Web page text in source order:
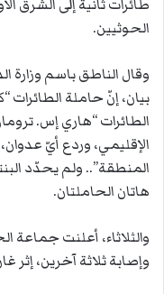
الحوثيين.
وقال الناطق باسم وزارة
بيان، إنّ حاملة
الطائرات “هاري إس.
الإقليمي، وردع أيّ
المنطقة”.. ولم يحدّد
هاتان الحاملتان.
والثلاثاء، أعلنت
وإصابة ثلاثة آخرين،